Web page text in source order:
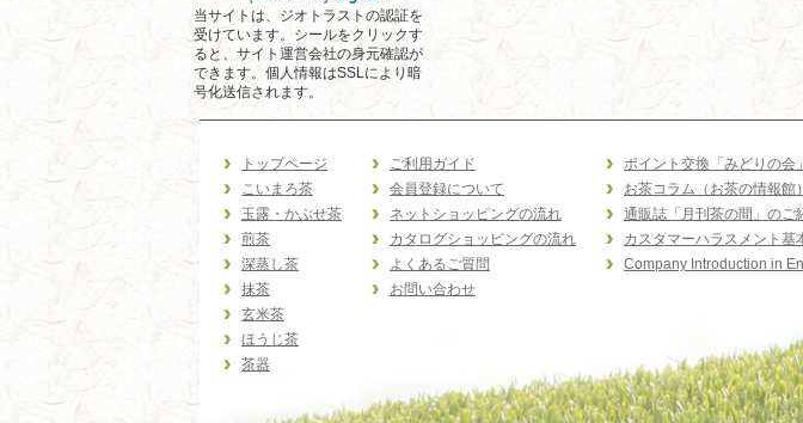
当サイトは、ジオトラストの認証を
受けています。シールをクリックす
ると、サイト運営会社の身元確認が
できます。個人情報はSSLにより暗
号化送信されます。
トップページ
こいまろ茶
玉露・かぶせ茶
煎茶
深蒸し茶
抹茶
玄米茶
ほうじ茶
茶器
ご利用ガイド
会員登録について
ネットショッピングの流れ
カタログショッピングの流れ
よくあるご質問
お問い合わせ
ポイント交換「みどりの会」
お茶コラム（お茶の情報館）
通販誌「月刊茶の間」のご
カスタマーハラスメント基
Company Introduction in